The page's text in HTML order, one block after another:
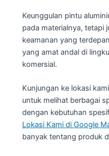
Keunggulan pintu
pada materialnya, tetapi
keamanan yang
yang amat andal di
komersial.
Kunjungan ke lokasi
untuk melihat berbagai
dengan kebutuhan
Lokasi Kami di Google
banyak tentang produk